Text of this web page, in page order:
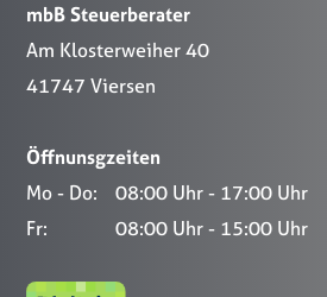
mbB Steuerberater
Am Klosterweiher 40
41747 Viersen
Öffnunsgzeiten
Mo - Do:
08:00 Uhr - 17:00 Uhr
Fr:
08:00 Uhr - 15:00 Uhr